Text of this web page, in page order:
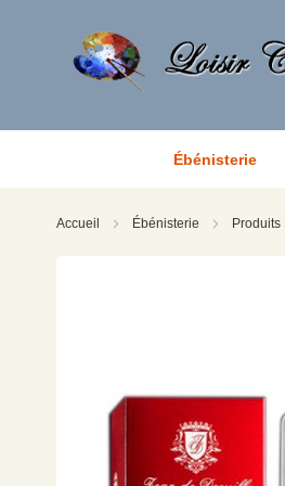
Ébénisterie
Accueil Ébénisterie Produits